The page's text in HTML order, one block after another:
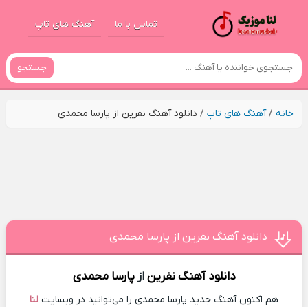
تماس با ما آهنگ های تاپ
جستجو
خانه/آهنگ های تاپ/ دانلود آهنگ نفرین از پارسا محمدی
دانلود آهنگ نفرین از پارسا محمدی
دانلود آهنگ نفرینازپارسا محمدی
هم اکنون آهنگ جدید پارسا محمدی را می‌توانید در وبسایت لنا